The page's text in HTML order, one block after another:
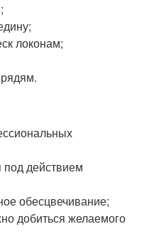
локонам;
под действием
обесцвечивание;
добиться желаемого